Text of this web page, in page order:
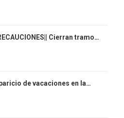
Cierran tramo…
de vacaciones en la…